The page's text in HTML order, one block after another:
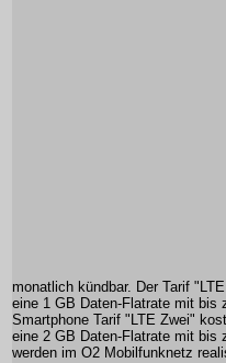
monatlich kündbar. Der Tarif
eine 1 GB Daten-Flatrate mit bis
Smartphone Tarif "LTE Zwei"
eine 2 GB Daten-Flatrate mit bis
werden im O2 Mobilfunknetz